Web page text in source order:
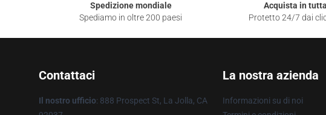
Spedizione mondiale
Spediamo in oltre 200 paesi
Acquista in
Protetto 24/7 dai
Contattaci
Il nostro ufficio: 888 Prospect St, La Jolla, CA
La nostra azienda
Informazioni su di noi